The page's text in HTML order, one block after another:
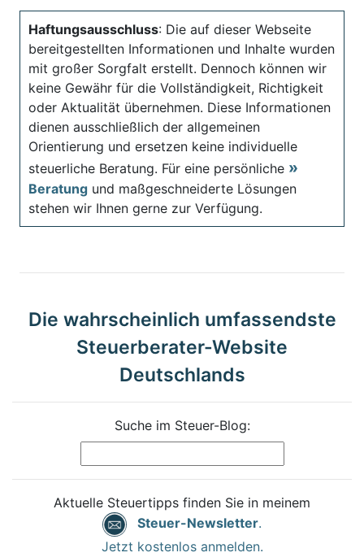
Haftungsausschluss: Die auf dieser Webseite
bereitgestellten Informationen und Inhalte wurden
mit großer Sorgfalt erstellt. Dennoch können wir
keine Gewähr für die Vollständigkeit, Richtigkeit
oder Aktualität übernehmen. Diese Informationen
dienen ausschließlich der allgemeinen
Orientierung und ersetzen keine individuelle
steuerliche Beratung. Für eine persönliche
Beratung und maßgeschneiderte Lösungen
stehen wir Ihnen gerne zur Verfügung.
Die wahrscheinlich umfassendste
Steuerberater-Website
Deutschlands
Suche im Steuer-Blog:
Aktuelle Steuertipps finden Sie in meinem
Steuer-Newsletter.
Jetzt kostenlos anmelden.